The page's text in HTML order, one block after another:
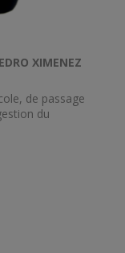
XIMENEZ
de passage
du
d'harmonie
vignoble
élégant,